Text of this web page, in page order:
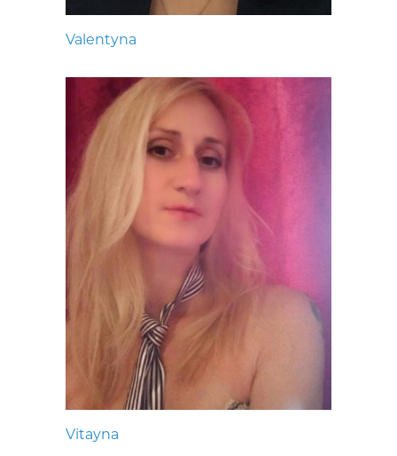
Valentyna
Vitayna